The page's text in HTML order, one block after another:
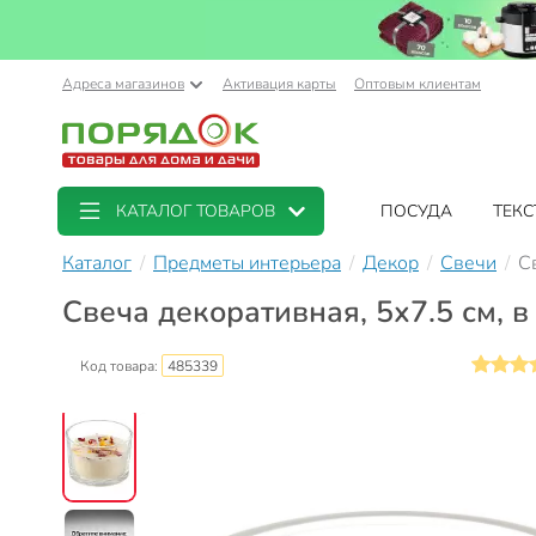
Адреса магазинов Активация карты Оптовым клиентам
КАТАЛОГ ТОВАРОВ ПОСУДА
Каталог Предметы интерьера Декор Свечи
Свеча декоративная, 5х7.5 см,
Код товара: 485339